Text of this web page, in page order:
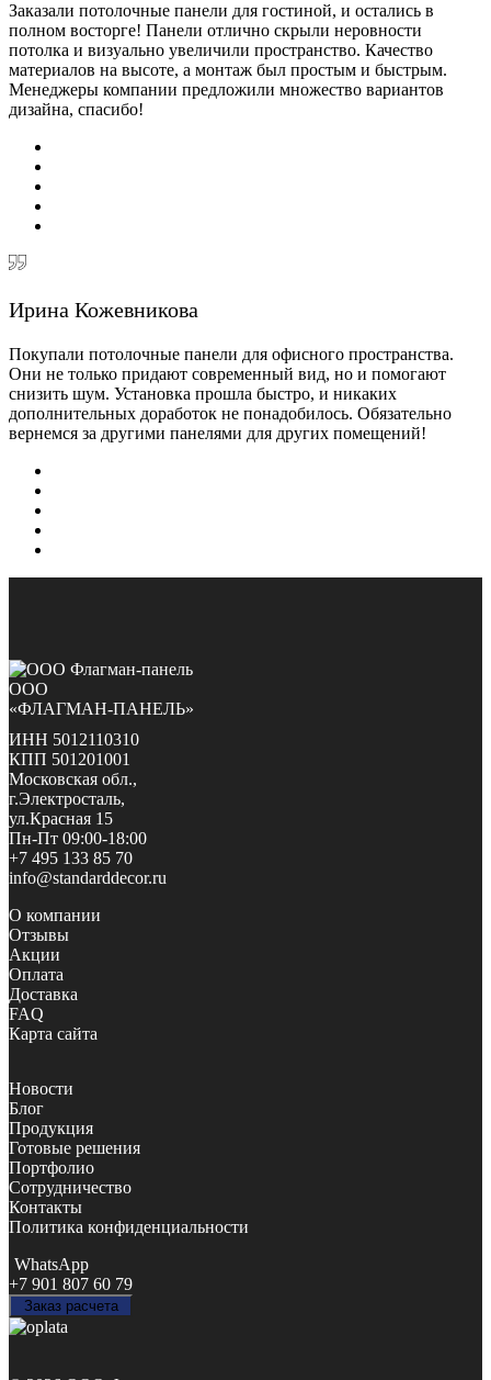
Заказали потолочные панели для гостиной, и остались в
полном восторге! Панели отлично скрыли неровности
потолка и визуально увеличили пространство. Качество
материалов на высоте, а монтаж был простым и быстрым.
Менеджеры компании предложили множество вариантов
дизайна, спасибо!
Ирина Кожевникова
Покупали потолочные панели для офисного пространства.
Они не только придают современный вид, но и помогают
снизить шум. Установка прошла быстро, и никаких
дополнительных доработок не понадобилось. Обязательно
вернемся за другими панелями для других помещений!
ООО
«ФЛАГМАН-ПАНЕЛЬ»
ИНН 5012110310
КПП 501201001
Московская обл.,
г.Электросталь,
ул.Красная 15
Пн-Пт 09:00-18:00
+7 495 133 85 70
info@standarddecor.ru
О компании
Отзывы
Акции
Оплата
Доставка
FAQ
Карта сайта
Новости
Блог
Продукция
Готовые решения
Портфолио
Сотрудничество
Контакты
Политика конфиденциальности
WhatsApp
+7 901 807 60 79
Заказ расчета